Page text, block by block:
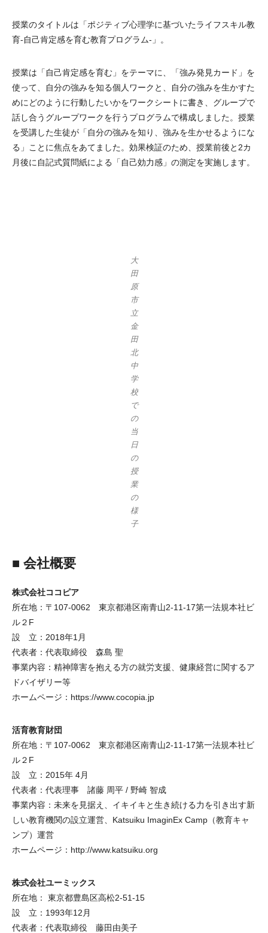
授業のタイトルは「ポジティブ心理学に基づいたライフスキル教
育-自己肯定感を育む教育プログラム-」。
授業は「自己肯定感を育む」をテーマに、「強み発見カード」を
使って、自分の強みを知る個人ワークと、自分の強みを生かすた
めにどのように行動したいかをワークシートに書き、グループで
話し合うグループワークを行うプログラムで構成しました。授業
を受講した生徒が「自分の強みを知り、強みを生かせるようにな
る」ことに焦点をあてました。効果検証のため、授業前後と2カ
月後に自記式質問紙による「自己効力感」の測定を実施します。
大
田
原
市
立
金
田
北
中
学
校
で
の
当
日
の
授
業
の
様
子
■ 会社概要
株式会社ココピア
所在地：〒107-0062 東京都港区南青山2-11-17第一法規本社ビ
ル２F
設 立：2018年1月
代表者：代表取締役 森島 聖
事業内容：精神障害を抱える方の就労支援、健康経営に関するア
ドバイザリー等
ホームページ：https://www.cocopia.jp
活育教育財団
所在地：〒107-0062 東京都港区南青山2-11-17第一法規本社ビ
ル２F
設 立：2015年 4月
代表者：代表理事 諸藤 周平 / 野崎 智成
事業内容：未来を見据え、イキイキと生き続ける力を引き出す新
しい教育機関の設立運営、Katsuiku ImaginEx Camp（教育キャ
ンプ）運営
ホームページ：http://www.katsuiku.org
株式会社ユーミックス
所在地： 東京都豊島区高松2-51-15
設 立：1993年12月
代表者：代表取締役 藤田由美子